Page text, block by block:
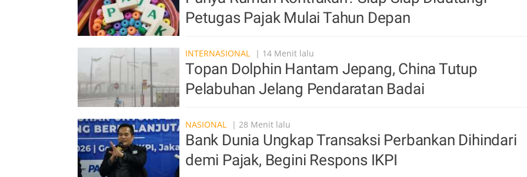
Petugas Pajak Mulai Tahun Depan
INTERNASIONAL | 14 Menit lalu
Topan Dolphin Hantam Jepang, China Tutup
Pelabuhan Jelang Pendaratan Badai
NASIONAL | 28 Menit lalu
Bank Dunia Ungkap Transaksi Perbankan Dihindari
demi Pajak, Begini Respons IKPI